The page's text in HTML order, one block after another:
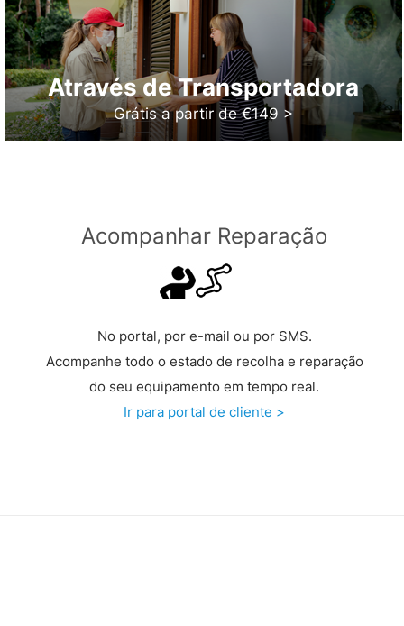
Através de Transportadora
Grátis a partir de €149 >
Acompanhar Reparação
No portal, por e-mail ou por SMS.
Acompanhe todo o estado de recolha e reparação
do seu equipamento em tempo real.
Ir para portal de cliente >